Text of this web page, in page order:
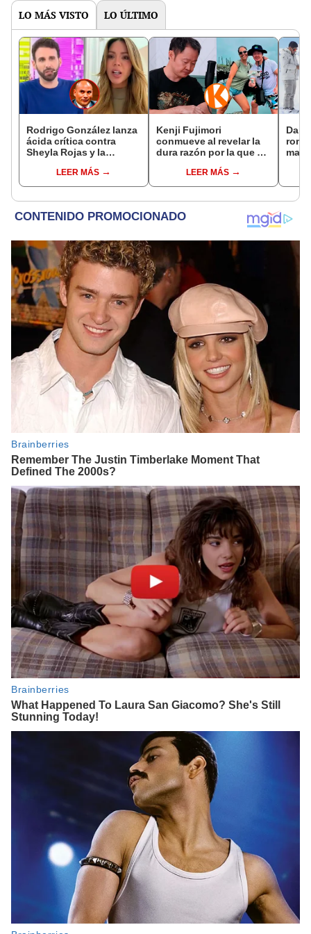
LO MÁS VISTO LO ÚLTIMO
Rodrigo González lanza
ácida crítica contra
Sheyla Rojas y la
relación con su hijo: "Te
has dedicado a buscar
LEER MÁS
Kenji Fujimori
conmueve al revelar la
dura razón por la que no
esposa Erika Muñóz: "El
proceso judicial"
LEER MÁS